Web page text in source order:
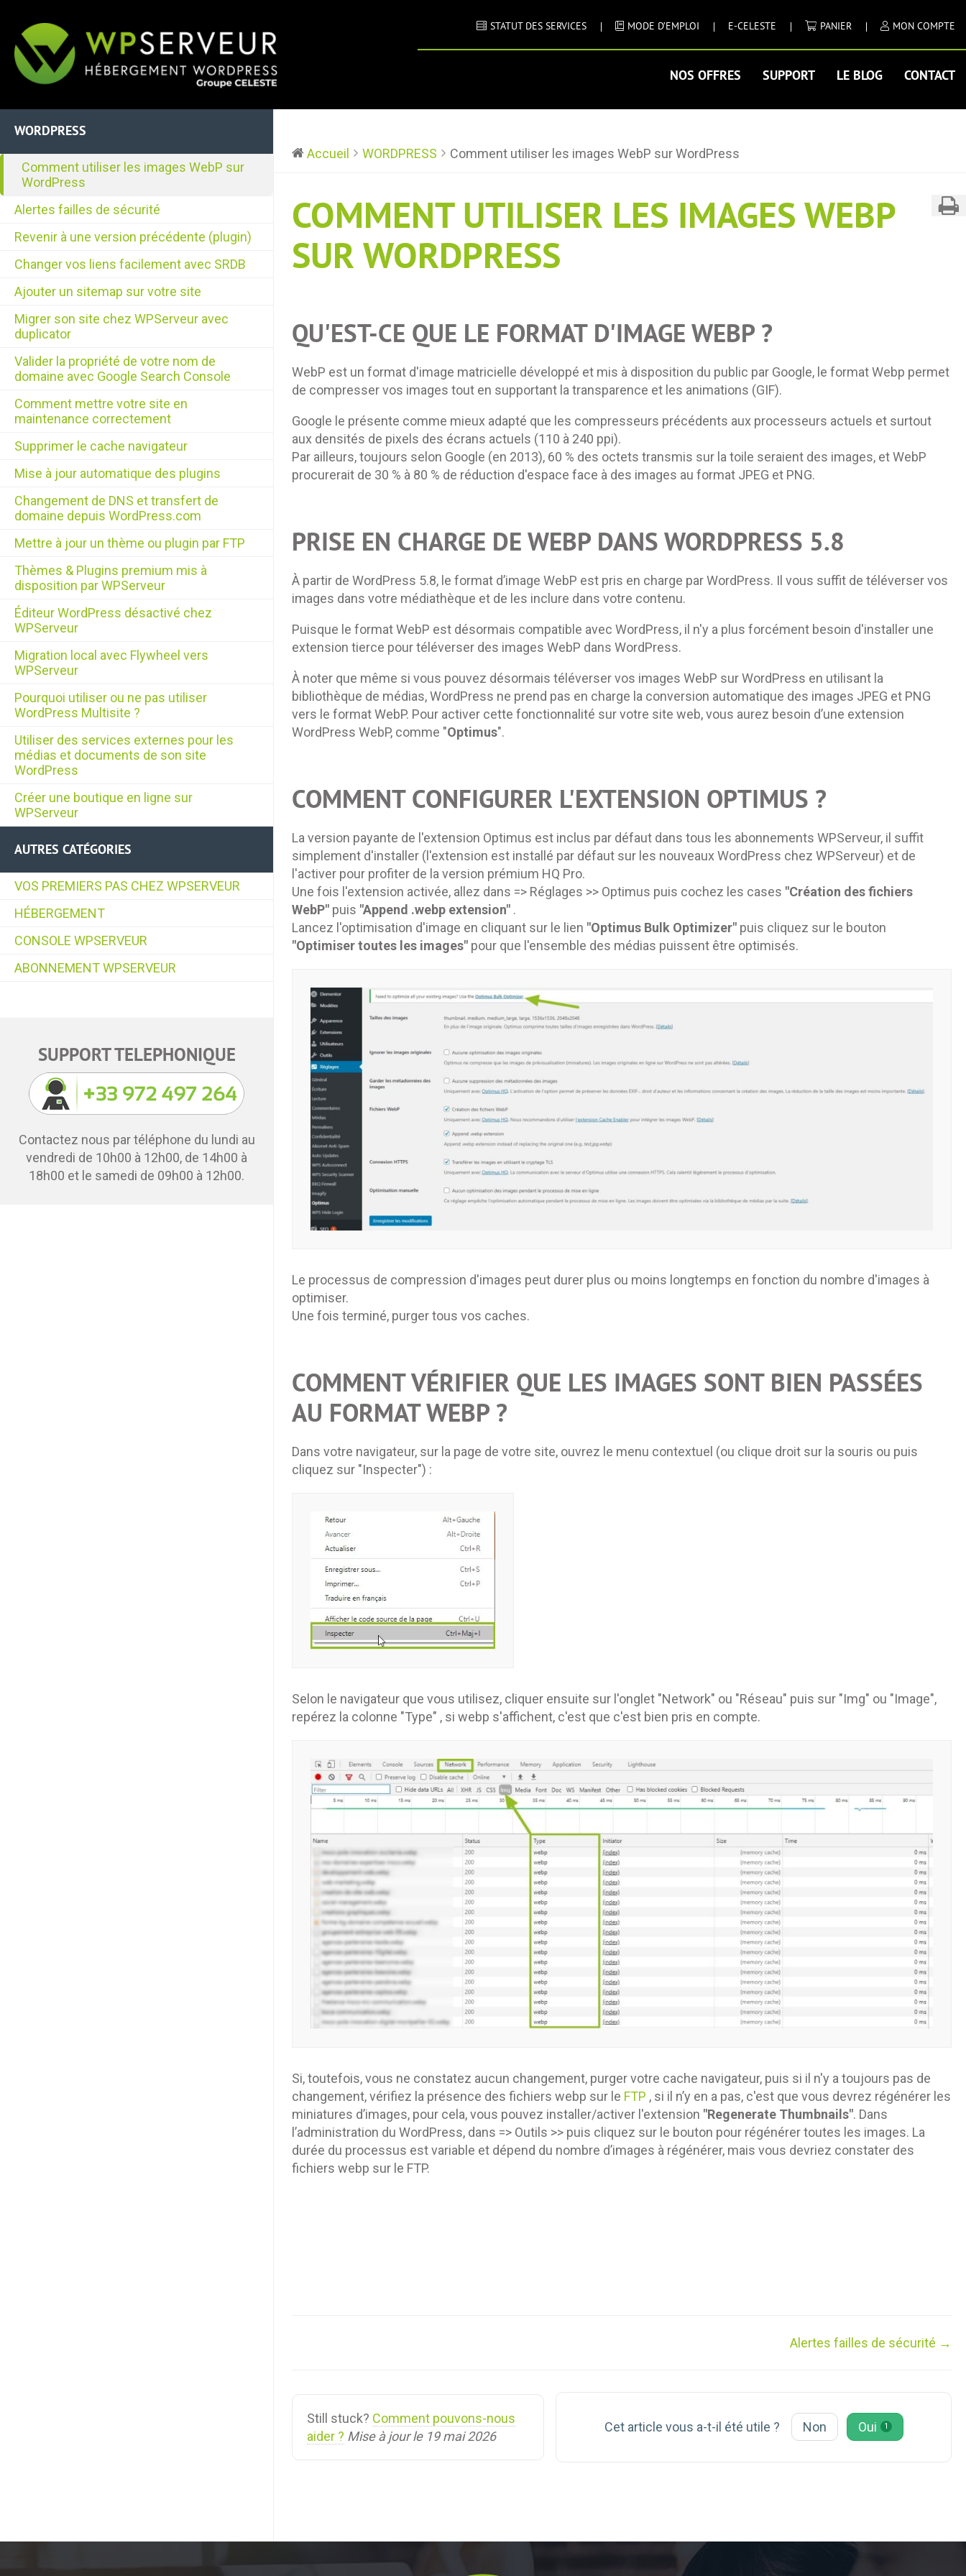
STATUT DES SERVICES MODE D’EMPLOI E-CELESTE PANIER MON COMPTE
NOS OFFRES SUPPORT LE BLOG CONTACT
WORDPRESS
Comment utiliser les images WebP sur
WordPress
Alertes failles de sécurité
Revenir à une version précédente (plugin)
Changer vos liens facilement avec SRDB
Ajouter un sitemap sur votre site
Migrer son site chez WPServeur avec
duplicator
Valider la propriété de votre nom de
domaine avec Google Search Console
Comment mettre votre site en
maintenance correctement
Supprimer le cache navigateur
Mise à jour automatique des plugins
Changement de DNS et transfert de
domaine depuis WordPress.com
Mettre à jour un thème ou plugin par FTP
Thèmes & Plugins premium mis à
disposition par WPServeur
Éditeur WordPress désactivé chez
WPServeur
Migration local avec Flywheel vers
WPServeur
Pourquoi utiliser ou ne pas utiliser
WordPress Multisite ?
Utiliser des services externes pour les
médias et documents de son site
WordPress
Créer une boutique en ligne sur
WPServeur
AUTRES CATÉGORIES
VOS PREMIERS PAS CHEZ WPSERVEUR
HÉBERGEMENT
CONSOLE WPSERVEUR
ABONNEMENT WPSERVEUR
SUPPORT TELEPHONIQUE
Contactez nous par téléphone du lundi au
vendredi de 10h00 à 12h00, de 14h00 à
18h00 et le samedi de 09h00 à 12h00.
Accueil WORDPRESS Comment utiliser les images WebP sur WordPress
COMMENT UTILISER LES IMAGES WEBP
SUR WORDPRESS
QU'EST-CE QUE LE FORMAT D'IMAGE WEBP ?
WebP est un format d'image matricielle développé et mis à disposition du public par Google, le format Webp permet
de compresser vos images tout en supportant la transparence et les animations (GIF).
Google le présente comme mieux adapté que les compresseurs précédents aux processeurs actuels et surtout
aux densités de pixels des écrans actuels (110 à 240 ppi).
Par ailleurs, toujours selon Google (en 2013), 60 % des octets transmis sur la toile seraient des images, et WebP
procurerait de 30 % à 80 % de réduction d'espace face à des images au format JPEG et PNG.
PRISE EN CHARGE DE WEBP DANS WORDPRESS 5.8
À partir de WordPress 5.8, le format d’image WebP est pris en charge par WordPress. Il vous suffit de téléverser vos
images dans votre médiathèque et de les inclure dans votre contenu.
Puisque le format WebP est désormais compatible avec WordPress, il n'y a plus forcément besoin d'installer une
extension tierce pour téléverser des images WebP dans WordPress.
À noter que même si vous pouvez désormais téléverser vos images WebP sur WordPress en utilisant la
bibliothèque de médias, WordPress ne prend pas en charge la conversion automatique des images JPEG et PNG
vers le format WebP. Pour activer cette fonctionnalité sur votre site web, vous aurez besoin d’une extension
WordPress WebP, comme "Optimus".
COMMENT CONFIGURER L'EXTENSION OPTIMUS ?
La version payante de l'extension Optimus est inclus par défaut dans tous les abonnements WPServeur, il suffit
simplement d'installer (l'extension est installé par défaut sur les nouveaux WordPress chez WPServeur) et de
l'activer pour profiter de la version prémium HQ Pro.
Une fois l'extension activée, allez dans => Réglages >> Optimus puis cochez les cases "Création des fichiers
WebP" puis "Append .webp extension" .
Lancez l'optimisation d'image en cliquant sur le lien "Optimus Bulk Optimizer" puis cliquez sur le bouton
"Optimiser toutes les images" pour que l'ensemble des médias puissent être optimisés.
Le processus de compression d'images peut durer plus ou moins longtemps en fonction du nombre d'images à
optimiser.
Une fois terminé, purger tous vos caches.
COMMENT VÉRIFIER QUE LES IMAGES SONT BIEN PASSÉES
AU FORMAT WEBP ?
Dans votre navigateur, sur la page de votre site, ouvrez le menu contextuel (ou clique droit sur la souris ou puis
cliquez sur "Inspecter") :
Selon le navigateur que vous utilisez, cliquer ensuite sur l'onglet "Network" ou "Réseau" puis sur "Img" ou "Image",
repérez la colonne "Type" , si webp s'affichent, c'est que c'est bien pris en compte.
Si, toutefois, vous ne constatez aucun changement, purger votre cache navigateur, puis si il n'y a toujours pas de
changement, vérifiez la présence des fichiers webp sur le FTP , si il n’y en a pas, c'est que vous devrez régénérer les
miniatures d’images, pour cela, vous pouvez installer/activer l'extension "Regenerate Thumbnails". Dans
l’administration du WordPress, dans => Outils >> puis cliquez sur le bouton pour régénérer toutes les images. La
durée du processus est variable et dépend du nombre d’images à régénérer, mais vous devriez constater des
fichiers webp sur le FTP.
Alertes failles de sécurité →
Still stuck? Comment pouvons-nous
aider ? Mise à jour le 19 mai 2026
Cet article vous a-t-il été utile ? Non Oui 1